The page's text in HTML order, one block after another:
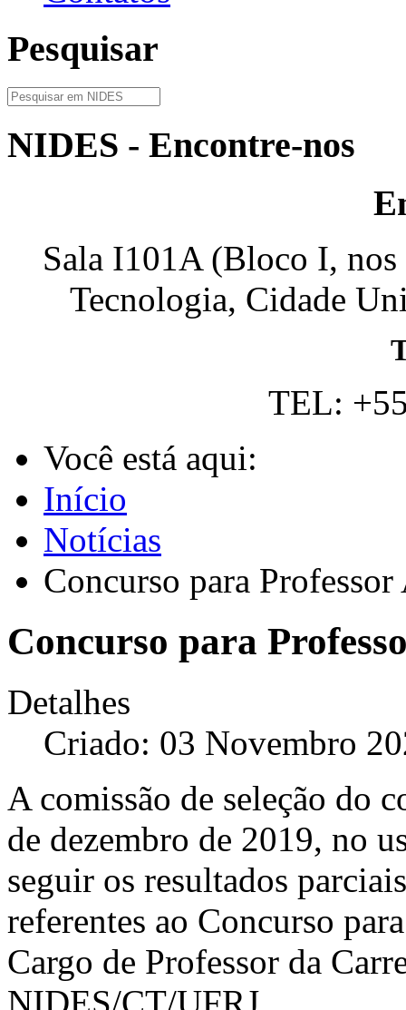
Pesquisar
NIDES - Encontre-nos
Sala I101A (Bloco I,
Tecnologia, Cidade
TEL:
Você está aqui:
Início
Notícias
Concurso para
Concurso para
Detalhes
Criado: 03 Novembro
A comissão de seleção do
de dezembro de 2019, no
seguir os resultados
referentes ao Concurso
Cargo de Professor da